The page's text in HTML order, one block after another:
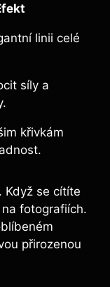
linii celé
síly a
křivkám
Když se cítíte
fotografiích.
přirozenou